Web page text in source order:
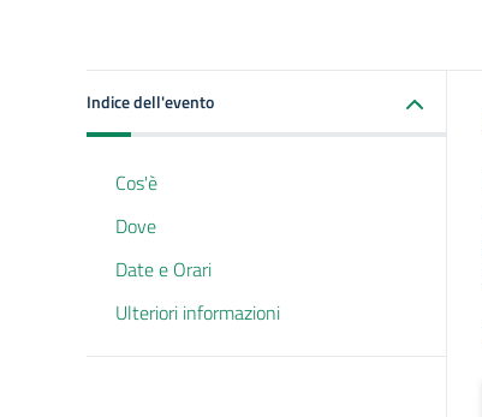
Indice dell'evento
Cos'è
Dove
Date e Orari
Ulteriori informazioni